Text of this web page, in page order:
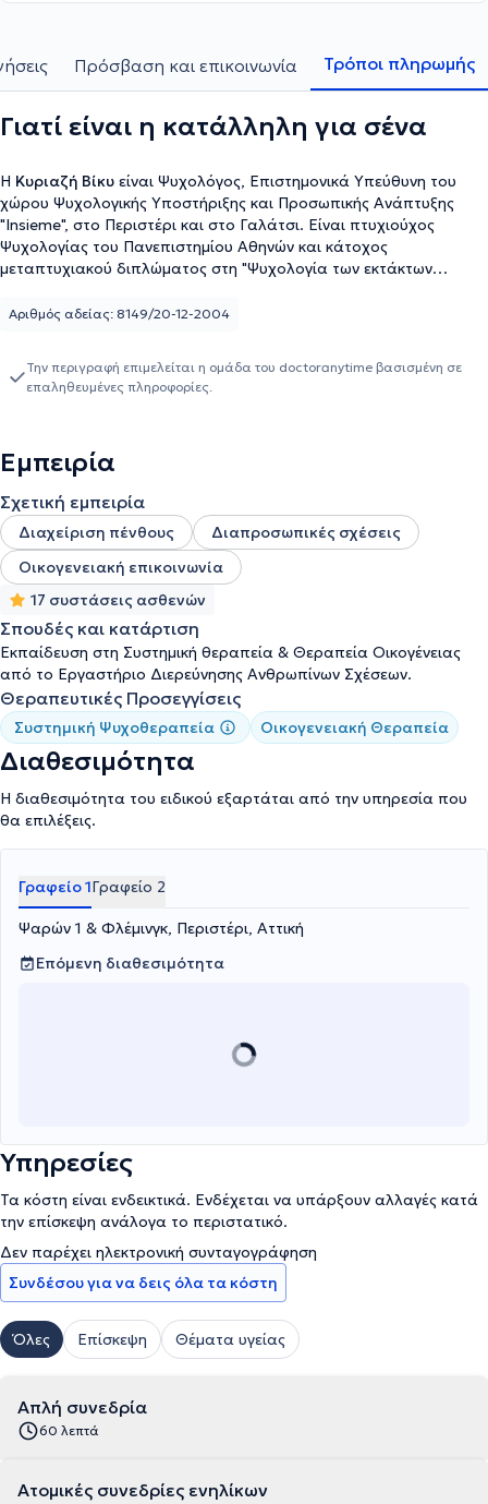
Πρόσβαση και επικοινωνία Τρόποι πληρωμής
Γιατί είναι η κατάλληλη για σένα
Η Κυριαζή Βίκυ είναι Ψυχολόγος, Επιστημονικά Υπεύθυνη του
χώρου Ψυχολογικής Υποστήριξης και Προσωπικής Ανάπτυξης
"Insieme", στο Περιστέρι και στο Γαλάτσι. Είναι πτυχιούχος
Ψυχολογίας του Πανεπιστημίου Αθηνών και κάτοχος
μεταπτυχιακού διπλώματος στη "Ψυχολογία των εκτάκτων
Ολοκλήρωσε πρόγραμμα επαγγελματικής κατάρτισης στη
Πάντοβα και με την Πολιτική Προστασία, ενώ συμμετείχε στην
υλοποίηση αρκετών projects ενσωμάτωσης ευάλωτων ομάδων
στη Συστημική και Οικογενειακή Θεραπεία, στο Εργαστήριο
Ομάδας Έργου "Σχολές Γονέων" του Υπουργείου Παιδείας και
Υπεύθυνη Εκπαίδευσης προγραμμάτων δια βίου μάθησης, ενώ
έχει εργαστεί ως Ψυχολόγος και Υπεύθυνη στο πεδίο του
προσφυγικού για τα Παιδικά Χωριά SOS και την οργάνωση
Caritas Αθήνας. Τέλος, παρακολουθεί πλήθος συνεδριών,
σεμιναρίων και εκπαιδευτικών προγραμμάτων στην Ελλάδα και
στο εξωτερικό στα πλαίσια της επιστημονικής ενημέρωσης και της
συνεχούς κατάρτισης.
Αριθμός αδείας: 8149/20-12-2004
Την περιγραφή επιμελείται η ομάδα του doctoranytime βασισμένη σε
επαληθευμένες πληροφορίες.
Εμπειρία
Σχετική εμπειρία
Διαχείριση πένθους
Διαπροσωπικές σχέσεις
Οικογενειακή επικοινωνία
17 συστάσεις ασθενών
Σπουδές και κατάρτιση
Εκπαίδευση στη Συστημική θεραπεία & Θεραπεία Οικογένειας
από το Εργαστήριο Διερεύνησης Ανθρωπίνων Σχέσεων.
Θεραπευτικές Προσεγγίσεις
Συστημική Ψυχοθεραπεία Οικογενειακή Θεραπεία
Διαθεσιμότητα
Η διαθεσιμότητα του ειδικού εξαρτάται από την υπηρεσία που
θα επιλέξεις.
Γραφείο 1Γραφείο 2
Ψαρών 1 & Φλέμινγκ, Περιστέρι, Αττική
Επόμενη διαθεσιμότητα
Υπηρεσίες
Τα κόστη είναι ενδεικτικά. Ενδέχεται να υπάρξουν αλλαγές κατά
την επίσκεψη ανάλογα το περιστατικό.
Δεν παρέχει ηλεκτρονική συνταγογράφηση
Συνδέσου για να δεις όλα τα κόστη
Όλες Επίσκεψη Θέματα υγείας
Απλή συνεδρία
60 λεπτά
Ατομικές συνεδρίες ενηλίκων